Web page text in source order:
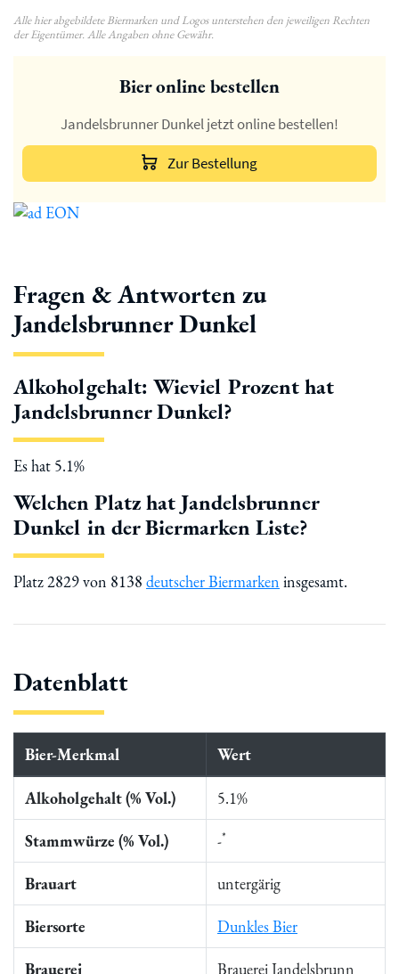
Alle hier abgebildete Biermarken und Logos unterstehen den jeweiligen Rechten
der Eigentümer. Alle Angaben ohne Gewähr.
Bier online bestellen
Jandelsbrunner Dunkel jetzt online bestellen!
Zur Bestellung
Fragen & Antworten zu
Jandelsbrunner Dunkel
Alkoholgehalt: Wieviel Prozent hat
Jandelsbrunner Dunkel?
Es hat 5.1%
Welchen Platz hat Jandelsbrunner
Dunkel in der Biermarken Liste?
Platz 2829 von 8138 deutscher Biermarken insgesamt.
Datenblatt
Bier-Merkmal Wert
Alkoholgehalt (% Vol.) 5.1%
Stammwürze (% Vol.) -*
Brauart untergärig
Biersorte Dunkles Bier
Brauerei Brauerei Jandelsbrunn